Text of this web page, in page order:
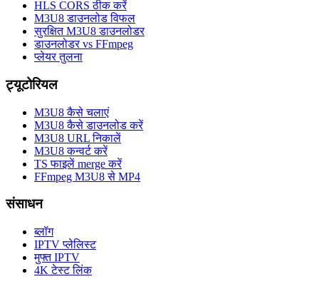
HLS CORS ठीक करें
M3U8 डाउनलोड विफल
सुरक्षित M3U8 डाउनलोडर
डाउनलोडर vs FFmpeg
प्लेयर तुलना
ट्यूटोरियल
M3U8 कैसे चलाएं
M3U8 कैसे डाउनलोड करें
M3U8 URL निकालें
M3U8 कन्वर्ट करें
TS फाइलें merge करें
FFmpeg M3U8 से MP4
संसाधन
ब्लॉग
IPTV प्लेलिस्ट
मुफ्त IPTV
4K टेस्ट लिंक